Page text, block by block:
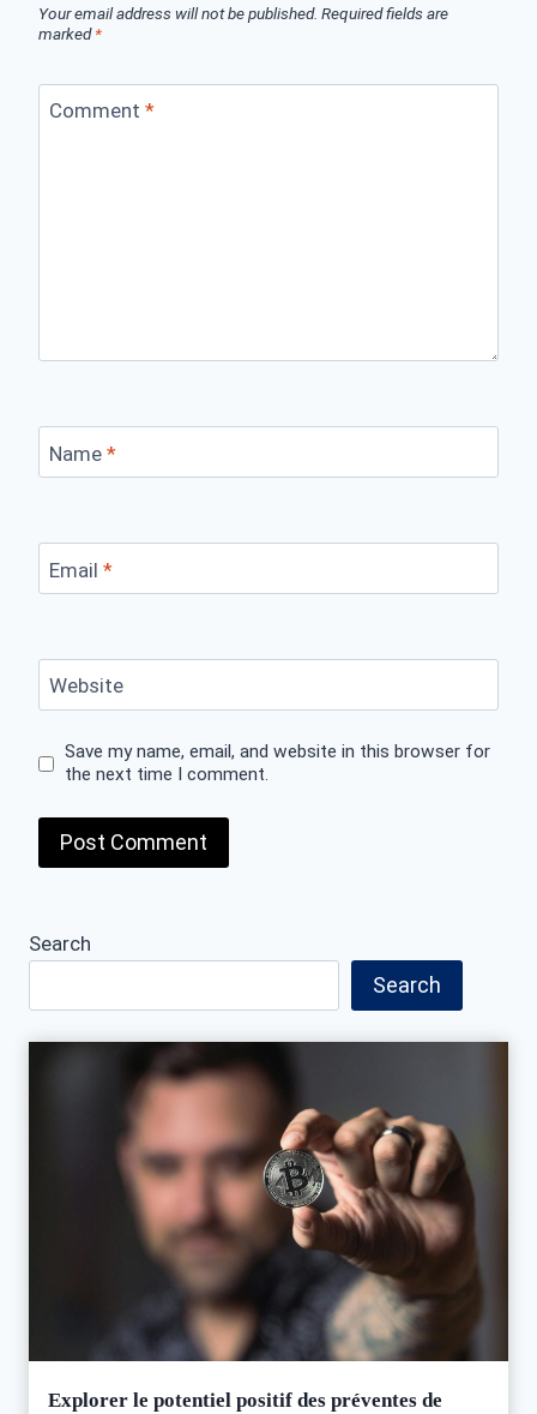
Your email address will not be published. Required fields are
marked*
Comment *
Name *
Email *
Website
Save my name, email, and website in this browser for
the next time I comment.
Search
Search
Explorer le potentiel positif des préventes de